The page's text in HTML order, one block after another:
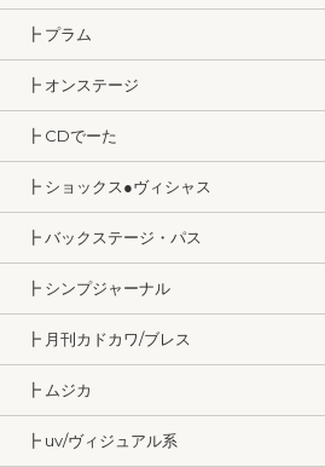
┣ プラム
┣ オンステージ
┣ CDでーた
┣ ショックス●ヴィシャス
┣ バックステージ・パス
┣ シンプジャーナル
┣ 月刊カドカワ/ブレス
┣ ムジカ
┣ uv/ヴィジュアル系